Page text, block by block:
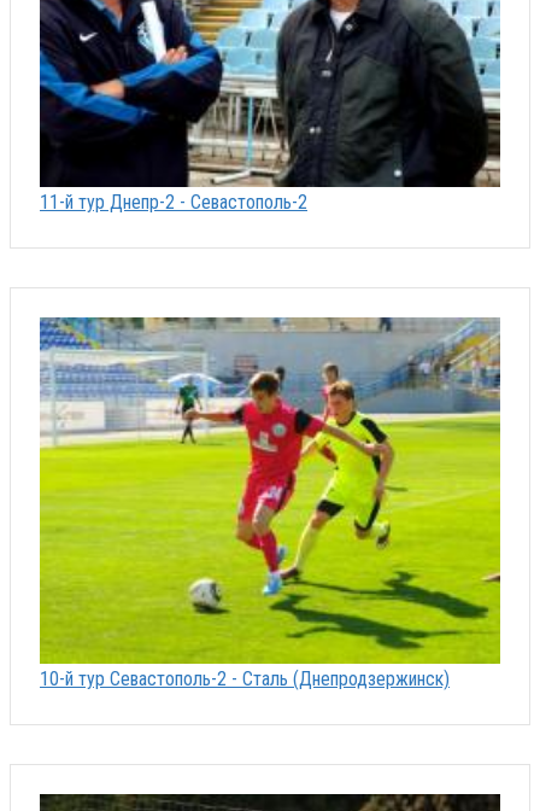
11-й тур Днепр-2 - Севастополь-2
10-й тур Севастополь-2 - Сталь (Днепродзержинск)